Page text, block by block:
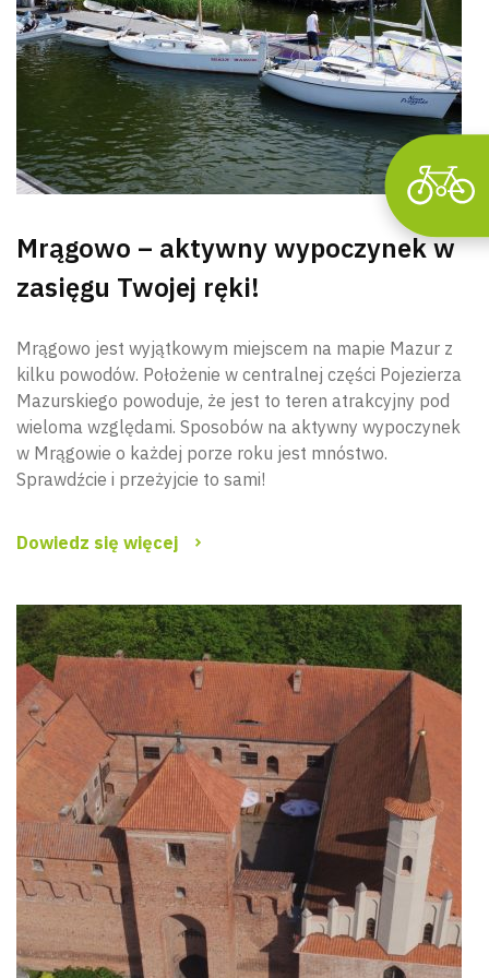
Mrągowo – aktywny wypoczynek w
zasięgu Twojej ręki!
Mrągowo jest wyjątkowym miejscem na mapie Mazur z
kilku powodów. Położenie w centralnej części Pojezierza
Mazurskiego powoduje, że jest to teren atrakcyjny pod
wieloma względami. Sposobów na aktywny wypoczynek
w Mrągowie o każdej porze roku jest mnóstwo.
Sprawdźcie i przeżyjcie to sami!
Dowiedz się więcej